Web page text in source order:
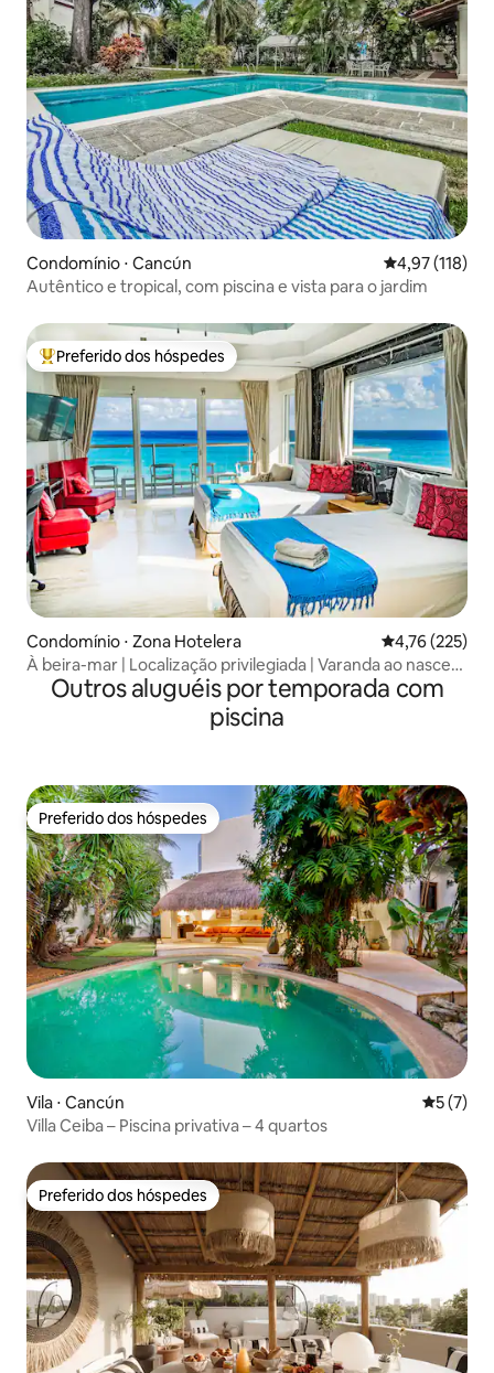
Condomínio ⋅ Cancún 4,97 de uma
4,97 (118)
Autêntico e tropical, com piscina e vista para o jardim
Entre os melhores preferidos dos hóspedes
Preferido dos hóspedes
Condomínio ⋅ Zona Hotelera 4,76 de uma
4,76 (225)
À beira-mar | Localização privilegiada | Varanda ao nascer
do solOutros aluguéis por temporada com
piscina
Preferido dos hóspedes
Preferido dos hóspedes
Vila ⋅ Cancún 5 de
5 (7)
Villa Ceiba – Piscina privativa – 4 quartos
Preferido dos hóspedes
Preferido dos hóspedes